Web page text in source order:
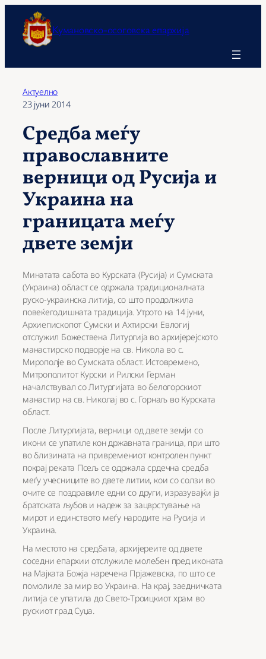
содржината Кумановско-осоговска епархија
Актуелно
23 јуни 2014
Средба меѓу
православните
верници од Русија и
Украина на
границата меѓу
двете земји
Минатата сабота во Курската (Русија) и Сумската
(Украина) област се одржала традиционалната
руско-украинска литија, со што продолжила
повеќегодишната традиција. Утрото на 14 јуни,
Архиепископот Сумски и Ахтирски Евлогиј
отслужил Божествена Литургија во архијерејското
манастирско подворје на св. Никола во с.
Мирополје во Сумската област. Истовремено,
Митрополитот Курски и Рилски Герман
началствувал со Литургијата во белогорскиот
манастир на св. Николај во с. Горнаљ во Курската
област.
После Литургијата, верници од двете земји со
икони се упатиле кон државната граница, при што
во близината на привремениот контролен пункт
покрај реката Псељ се одржала срдечна средба
меѓу учесниците во двете литии, кои со солзи во
очите се поздравиле едни со други, изразувајќи ја
братската љубов и надеж за зацврстување на
мирот и единството меѓу народите на Русија и
Украина.
На местото на средбата, архијереите од двете
соседни епархии отслужиле молебен пред иконата
на Мајката Божја наречена Прјажевска, по што се
помолиле за мир во Украина. На крај, заедничката
литија се упатила до Свето-Троицкиот храм во
рускиот град Суџа.